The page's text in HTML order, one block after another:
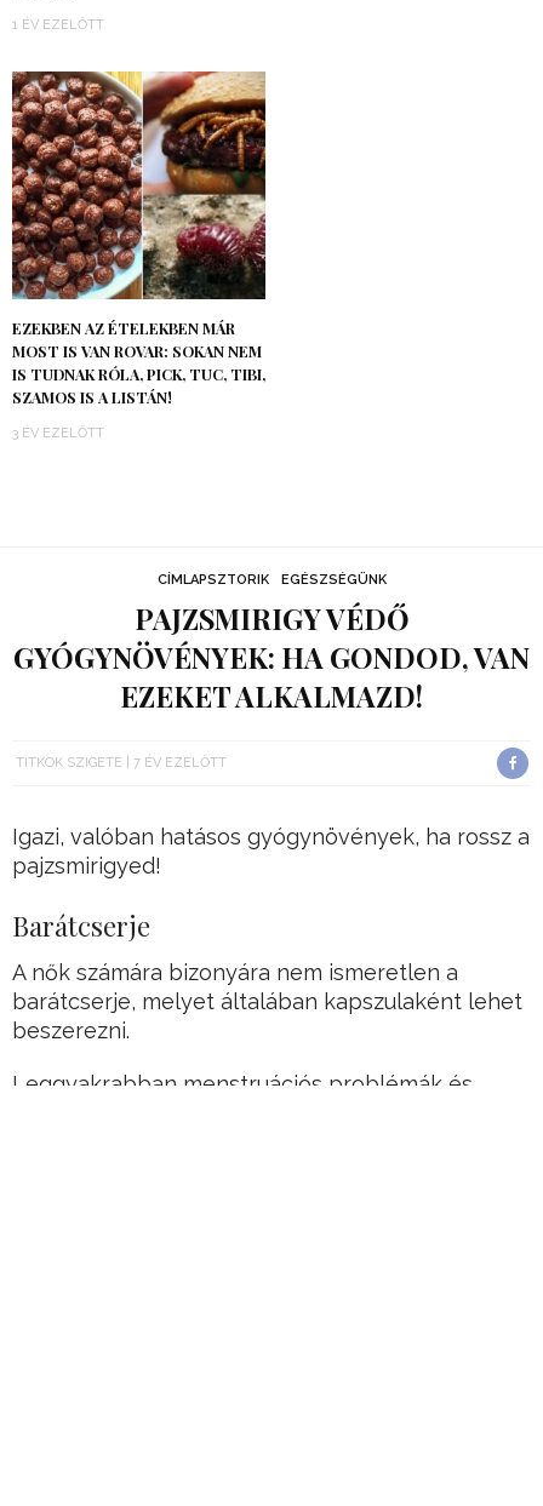
1 ÉV EZELŐTT
EZEKBEN AZ ÉTELEKBEN MÁR
MOST IS VAN ROVAR: SOKAN NEM
IS TUDNAK RÓLA, PICK, TUC, TIBI,
SZAMOS IS A LISTÁN!
3 ÉV EZELŐTT
CÍMLAPSZTORIK EGÉSZSÉGÜNK
PAJZSMIRIGY VÉDŐ
GYÓGYNÖVÉNYEK: HA GONDOD, VAN
EZEKET ALKALMAZD!
TITKOK SZIGETE 7 ÉV EZELŐTT
Igazi, valóban hatásos gyógynövények, ha rossz a
pajzsmirigyed!
Barátcserje
A nők számára bizonyára nem ismeretlen a
barátcserje, melyet általában kapszulaként lehet
beszerezni.
Leggyakrabban menstruációs problémák és